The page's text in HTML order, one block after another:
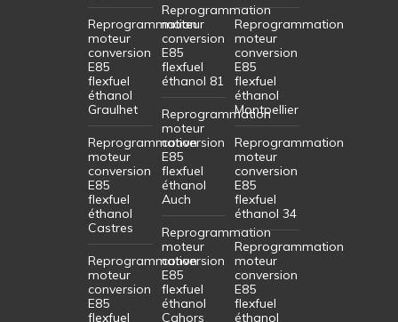
Reprogrammation
moteur
conversion
E85
flexfuel
éthanol
Graulhet
Reprogrammation
moteur
conversion
E85
flexfuel
éthanol
Castres
Reprogrammation
moteur
conversion
E85
flexfuel
Reprogrammation
moteur
conversion
E85
flexfuel
éthanol 81
Reprogrammation
moteur
conversion
E85
flexfuel
éthanol
Auch
Reprogrammation
moteur
conversion
E85
flexfuel
éthanol
Cahors
Reprogrammation
moteur
conversion
E85
flexfuel
éthanol
Montpellier
Reprogrammation
moteur
conversion
E85
flexfuel
éthanol 34
Reprogrammation
moteur
conversion
E85
flexfuel
éthanol